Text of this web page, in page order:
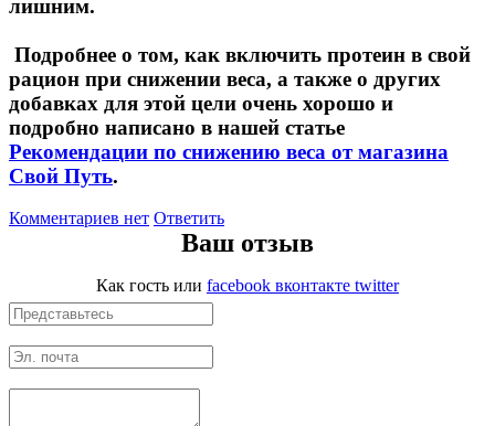
лишним.
Подробнее о том, как включить протеин в свой
рацион при снижении веса, а также о других
добавках для этой цели очень хорошо и
подробно написано в нашей статье
Рекомендации по снижению веса от магазина
Свой Путь.
Комментариев нет Ответить
Ваш отзыв
Как гость или facebook вконтакте twitter